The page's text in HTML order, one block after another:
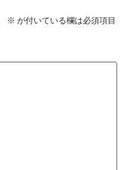
※ が付いている欄は必須項目